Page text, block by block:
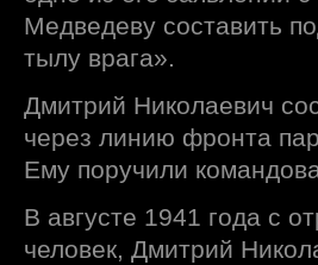
Медведеву составить
тылу врага».
Дмитрий Николаевич
через линию фронта
Ему поручили
В августе 1941 года с
человек, Дмитрий